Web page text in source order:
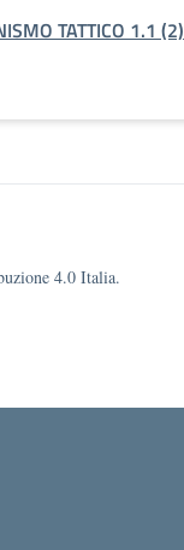
TATTICO 1.1 (2)
4.0 Italia.